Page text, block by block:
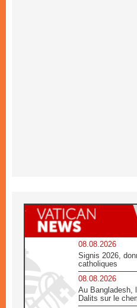
08.08.2026
Signis 2026,
catholiques
08.08.2026
Au Bangladesh,
Dalits sur le